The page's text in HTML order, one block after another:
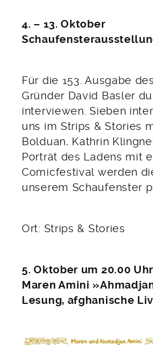
4. – 13. Oktober
Für die 153. Ausgabe
Gründer David Basler
interviewen. Sieben
uns im Strips & Stories
Bolduan, Kathrin
Porträt des Ladens mit
Comicfestival werden
unserem Schaufenster
Ort: Strips & Stories
5. Oktober um 20.00 Uhr
Maren Amini
Lesung, afghanische